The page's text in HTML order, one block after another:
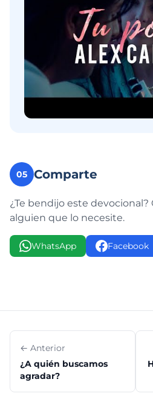
05 Comparte
¿Te bendijo este
alguien que lo necesite.
WhatsApp Facebook
← Anterior
¿A quién buscamos
agradar?